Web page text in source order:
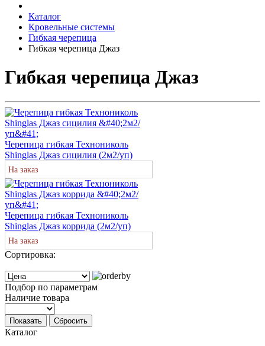
Каталог
Кровельные системы
Гибкая черепица
Гибкая черепица Джаз
Гибкая черепица Джаз
Черепица гибкая Технониколь
Shinglas Джаз сицилия (2м2/уп)
На заказ
Черепица гибкая Технониколь
Shinglas Джаз коррида (2м2/уп)
На заказ
Сортировка:
Подбор по параметрам
Наличие товара
Показать Сбросить
Каталог